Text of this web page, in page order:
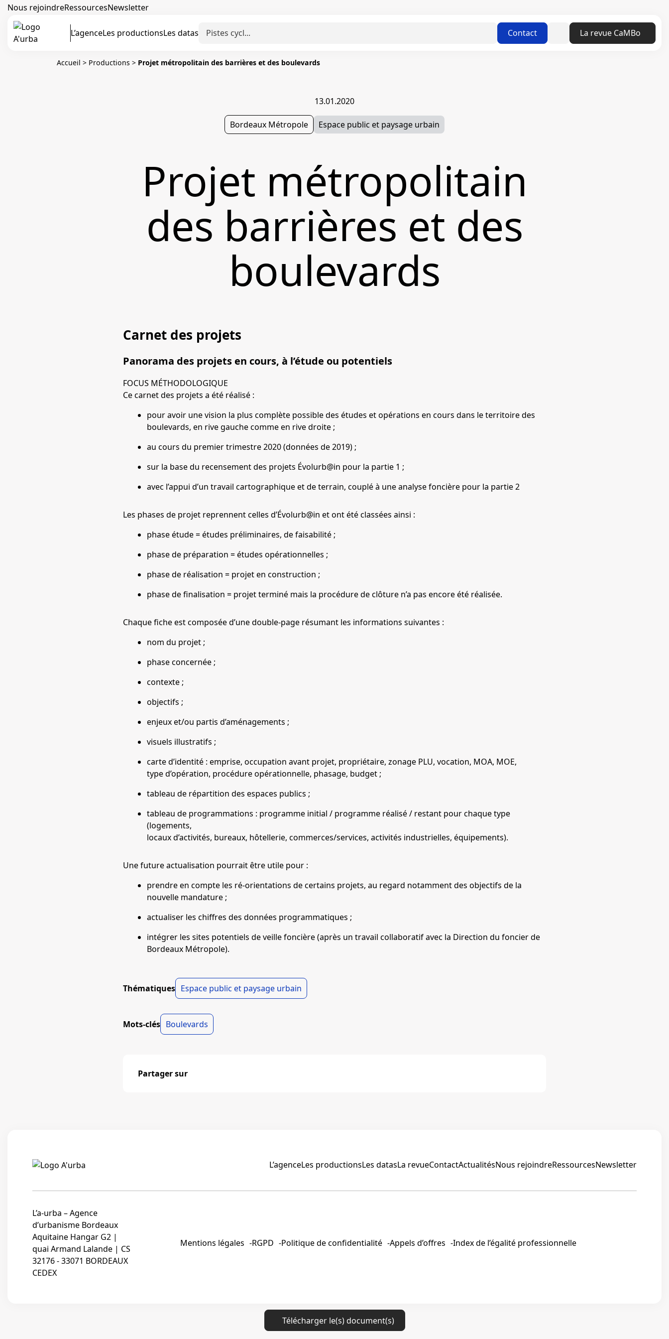
Nous rejoindreRessourcesNewsletter
L’agenceLes productionsLes datas Contact LinkedinLa revue CaMBo
Accueil > Productions > Projet métropolitain des barrières et des boulevards
13.01.2020
Bordeaux Métropole Espace public et paysage urbain
Projet métropolitain
des barrières et des
boulevards
Carnet des projets
Panorama des projets en cours, à l’étude ou potentiels
FOCUS MÉTHODOLOGIQUE
Ce carnet des projets a été réalisé :
pour avoir une vision la plus complète possible des études et opérations en cours dans le territoire des
boulevards, en rive gauche comme en rive droite ;
au cours du premier trimestre 2020 (données de 2019) ;
sur la base du recensement des projets Évolurb@in pour la partie 1 ;
avec l’appui d’un travail cartographique et de terrain, couplé à une analyse foncière pour la partie 2
Les phases de projet reprennent celles d’Évolurb@in et ont été classées ainsi :
phase étude = études préliminaires, de faisabilité ;
phase de préparation = études opérationnelles ;
phase de réalisation = projet en construction ;
phase de finalisation = projet terminé mais la procédure de clôture n’a pas encore été réalisée.
Chaque fiche est composée d’une double-page résumant les informations suivantes :
nom du projet ;
phase concernée ;
contexte ;
objectifs ;
enjeux et/ou partis d’aménagements ;
visuels illustratifs ;
carte d’identité : emprise, occupation avant projet, propriétaire, zonage PLU, vocation, MOA, MOE,
type d’opération, procédure opérationnelle, phasage, budget ;
tableau de répartition des espaces publics ;
tableau de programmations : programme initial / programme réalisé / restant pour chaque type
(logements,
locaux d’activités, bureaux, hôtellerie, commerces/services, activités industrielles, équipements).
Une future actualisation pourrait être utile pour :
prendre en compte les ré-orientations de certains projets, au regard notamment des objectifs de la
nouvelle mandature ;
actualiser les chiffres des données programmatiques ;
intégrer les sites potentiels de veille foncière (après un travail collaboratif avec la Direction du foncier de
Bordeaux Métropole).
Thématiques Espace public et paysage urbain
Mots-clés Boulevards
Partager sur
Télécharger le(s) document(s)
L’agenceLes productionsLes datasLa revueContactActualitésNous rejoindreRessourcesNewsletter
L’a-urba – Agence
d’urbanisme Bordeaux
Aquitaine Hangar G2 |
quai Armand Lalande | CS
32176 - 33071 BORDEAUX
CEDEX
Mentions légales RGPD Politique de confidentialité Appels d’offres Index de l’égalité professionnelle